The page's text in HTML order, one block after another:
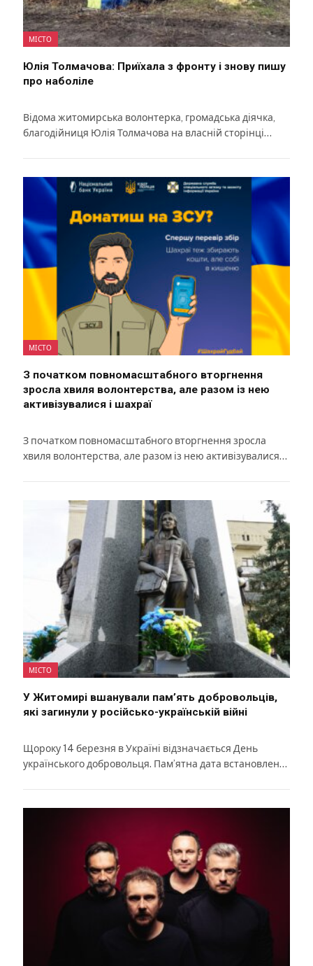
МІСТО
Юлія Толмачова: Приїхала з фронту і знову пишу
про наболіле
Відома житомирська волонтерка, громадська діячка,
благодійниця Юлія Толмачова на власній сторінці…
МІСТО
З початком повномасштабного вторгнення
зросла хвиля волонтерства, але разом із нею
активізувалися і шахраї
З початком повномасштабного вторгнення зросла
хвиля волонтерства, але разом із нею активізувалися…
МІСТО
У Житомирі вшанували памʼять добровольців,
які загинули у російсько-українській війні
Щороку 14 березня в Україні відзначається День
українського добровольця. Пам’ятна дата встановлен…